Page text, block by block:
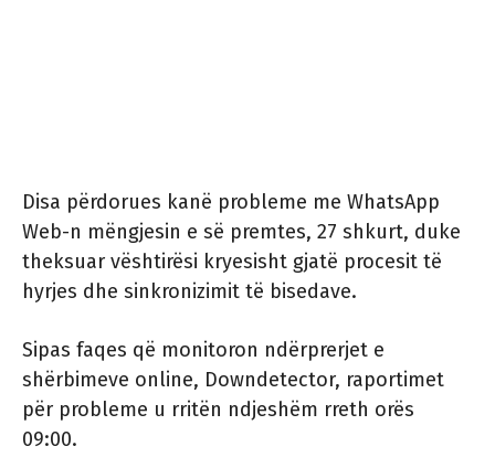
Disa përdorues kanë probleme me WhatsApp
Web-n mëngjesin e së premtes, 27 shkurt, duke
theksuar vështirësi kryesisht gjatë procesit të
hyrjes dhe sinkronizimit të bisedave.
Sipas faqes që monitoron ndërprerjet e
shërbimeve online, Downdetector, raportimet
për probleme u rritën ndjeshëm rreth orës
09:00.